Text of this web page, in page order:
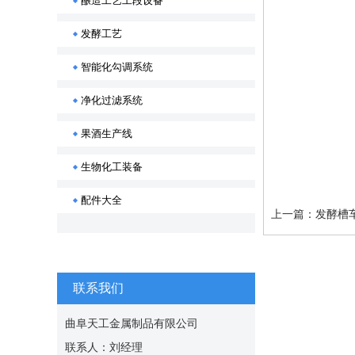
发酵工艺
智能化勾调系统
净化过滤系统
果酒生产线
生物化工装备
配件大全
联系我们
曲阜天工金属制品有限公司
联系人：刘经理
上一篇： 发酵槽